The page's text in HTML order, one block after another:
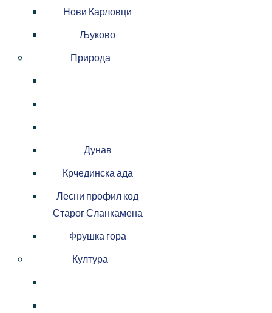
Нови Карловци
Љуково
Природа
Дунав
Крчединска ада
Лесни профил код
Старог Сланкамена
Фрушка гора
Култура